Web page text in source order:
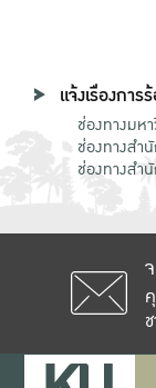
แจ้งเรื่องการ
ช่องทางมห
ช่องทางสำ
ช่องทางสำ